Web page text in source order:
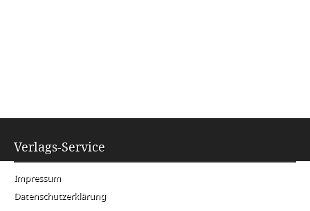
Verlags-Service
Impressum
Datenschutzerklärung